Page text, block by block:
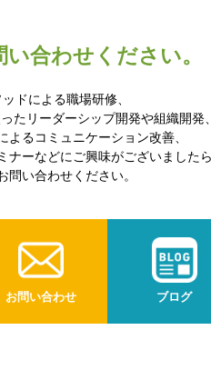
合わせください。
ドによる職場研修、
たリーダーシップ開発や組織開発
るコミュニケーション改善、
ナーなどにご興味がございました
問い合わせください。
お問い合わせ ブログ